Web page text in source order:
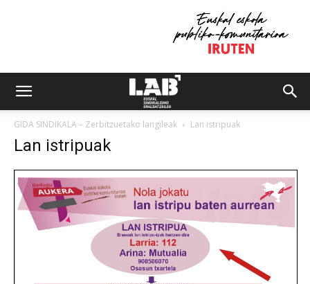
GIDA SINDIKALA – Zerbitzuetako langileak Lan istripuak
Lan istripuak